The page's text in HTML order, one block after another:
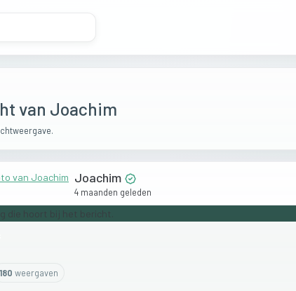
van Joachim
Joachim
4 maanden geleden
180 weergaven